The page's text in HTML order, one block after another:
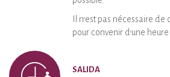
Il n'est pas nécessaire
pour convenir d'une heure
SALIDA